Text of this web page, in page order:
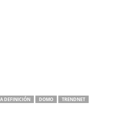
DEFINICIÓN DOMO
TRENDNET